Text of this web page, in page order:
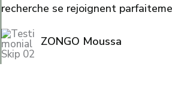
recherche se rejoignent
ZONGO Moussa